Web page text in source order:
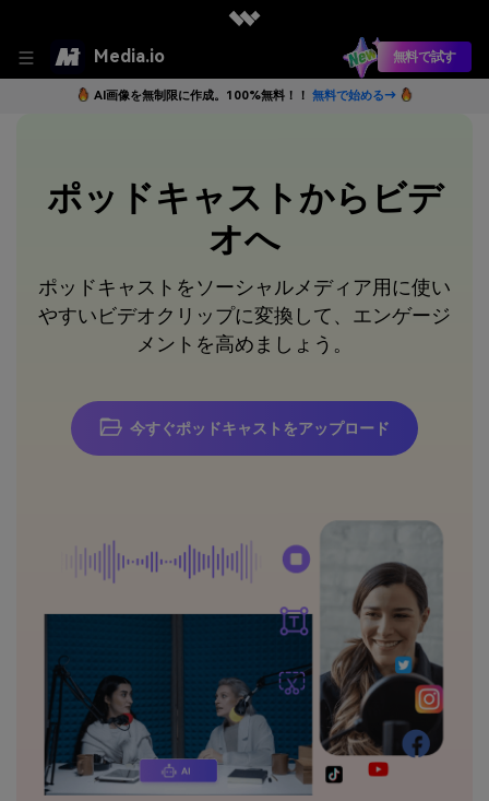
Media.io 無料で試す
AI画像を無制限に作成。100%無料！！ 無料で始める→
ポッドキャストからビデ
オへ
ポッドキャストをソーシャルメディア用に使い
やすいビデオクリップに変換して、エンゲージ
メントを高めましょう。
今すぐポッドキャストをアップロード